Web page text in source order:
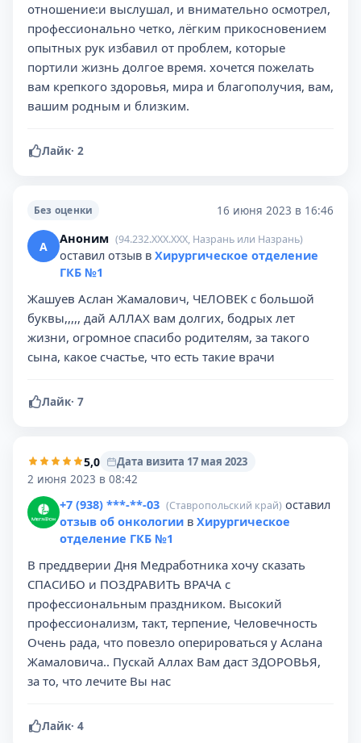
отношение:и выслушал, и внимательно осмотрел,
профессионально четко, лёгким прикосновением
опытных рук избавил от проблем, которые
портили жизнь долгое время. хочется пожелать
вам крепкого здоровья, мира и благополучия, вам,
вашим родным и близким.
Лайк· 2
Без оценки 16 июня 2023 в 16:46
А Аноним (94.232.XXX.XXX, Назрань или Назрань)
оставил отзыв в Хирургическое отделение
ГКБ №1
Жашуев Аслан Жамалович, ЧЕЛОВЕК с большой
буквы,,,,, дай АЛЛАХ вам долгих, бодрых лет
жизни, огромное спасибо родителям, за такого
сына, какое счастье, что есть такие врачи
Лайк· 7
5,0
Дата визита 17 мая 2023
2 июня 2023 в 08:42
+7 (938) ***-**-03 (Ставропольский край) оставил
отзыв об онкологии в Хирургическое
отделение ГКБ №1
В преддверии Дня Медработника хочу сказать
СПАСИБО и ПОЗДРАВИТЬ ВРАЧА с
профессиональным праздником. Высокий
профессионализм, такт, терпение, Человечность
Очень рада, что повезло оперироваться у Аслана
Жамаловича.. Пускай Аллах Вам даст ЗДОРОВЬЯ,
за то, что лечите Вы нас
Лайк· 4